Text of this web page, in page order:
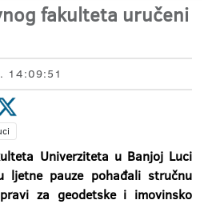
fakulteta uručeni
14:09:51
Univerziteta u Banjoj Luci
pauze pohađali stručnu
za geodetske i imovinsko